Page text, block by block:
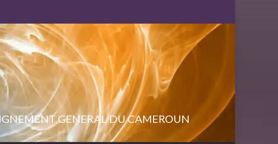
GENERAL DU CAMEROUN